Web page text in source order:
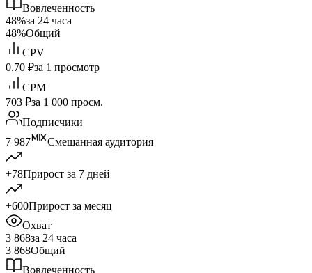
Вовлеченность
48%за 24 часа
48%Общий
CPV
0.70 ₽за 1 просмотр
CPM
703 ₽за 1 000 просм.
Подписчики
7 987
Смешанная аудитория
+78Прирост за 7 дней
+600Прирост за месяц
Охват
3 868за 24 часа
3 868Общий
Вовлеченность